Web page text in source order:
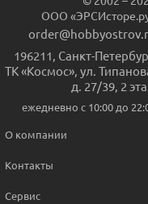
ООО
196211, Санкт-
ТК «Космос», ул.
д. 27/39, 2
ежедневно c 10:00 до
О компании
Контакты
Сервис